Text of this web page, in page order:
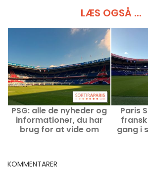
LÆS OGSÅ ...
PSG: alle de nyheder og
informationer, du har
brug for at vide om
Paris
gang i
KOMMENTARER